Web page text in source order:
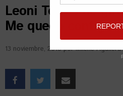
Leoni Torres de
Me quedo contigo
13 noviembre, 2018 porMilene Aguilera